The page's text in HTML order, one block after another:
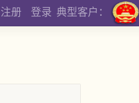
注册 登录 典型客户：